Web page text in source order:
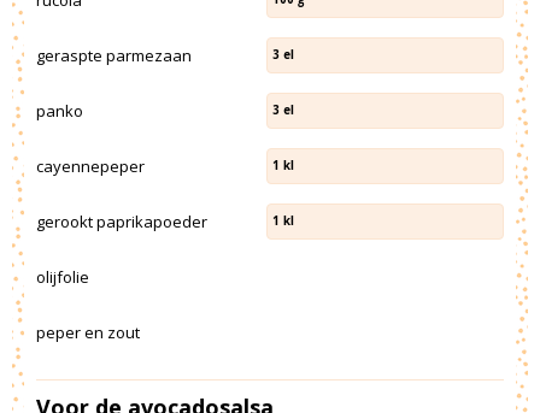
geraspte parmezaan 3 el
panko 3 el
cayennepeper 1 kl
gerookt paprikapoeder 1 kl
olijfolie
peper en zout
Voor de avocadosalsa